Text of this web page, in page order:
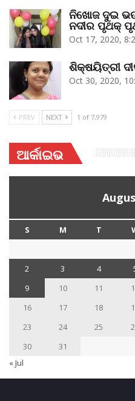
ନିଖୋଜ ଦୁଇ
ନଦୀର ପୃଥକ୍‌
Oct 17, 2020,
ଶିକ୍ଷୟିତ୍ରୀ
Oct 30, 2020,
PREV NEXT 1 of 7,979
ଆର୍କାଇଭ
S M T
2
3 4
9
10 11
16
17 18
23
24 25
30
31
« Jul